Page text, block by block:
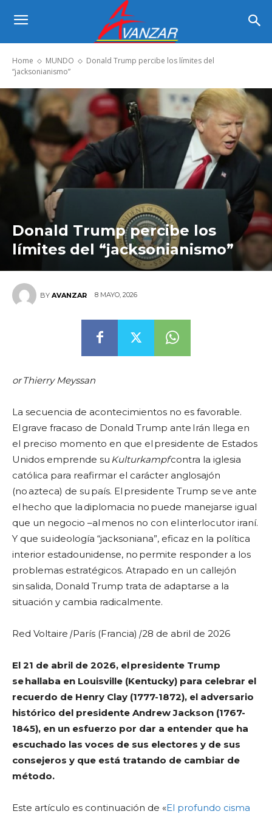
Home MUNDO
Donald Trump percibe los límites del
“jacksonianismo”
Donald Trump percibe los
límites del “jacksonianismo”
BY AVANZAR 8 MAYO, 2026
orThierry Meyssan
La secuencia de acontecimientos no es favorable.
El grave fracaso de Donald Trump ante Irán llega en
el preciso momento en que el presidente de Estados
Unidos emprende su Kulturkampfcontra la iglesia
católica para reafirmar el carácter anglosajón
(no azteca) de su país. El presidente Trump se ve ante
el hecho que la diplomacia no puede manejarse igual
que un negocio –al menos no con el interlocutor iraní.
Y que su ideología “jacksoniana”, eficaz en la política
interior estadounidense, no permite responder a los
problemas estratégicos. Atrapado en un callejón
sin salida, Donald Trump trata de adaptarse a la
situación y cambia radicalmente.
Red Voltaire |París (Francia) |28 de abril de 2026
El 21 de abril de 2026, el presidente Trump
se hallaba en Louisville (Kentucky) para celebrar el
recuerdo de Henry Clay (1777-1872), el adversario
histórico del presidente Andrew Jackson (1767-
1845), en un esfuerzo por dar a entender que ha
escuchado las voces de sus electores y de sus
consejeros y que está tratando de cambiar de
método.
Este artículo es continuación de «El profundo cisma